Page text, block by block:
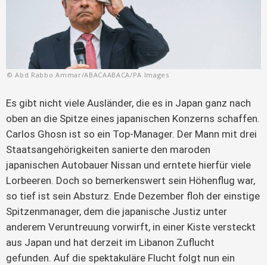
© Abd Rabbo Ammar/ABACAABACA/PA Images
Es gibt nicht viele Ausländer, die es in Japan ganz nach
oben an die Spitze eines japanischen Konzerns schaffen.
Carlos Ghosn ist so ein Top-Manager. Der Mann mit drei
Staatsangehörigkeiten sanierte den maroden
japanischen Autobauer Nissan und erntete hierfür viele
Lorbeeren. Doch so bemerkenswert sein Höhenflug war,
so tief ist sein Absturz. Ende Dezember floh der einstige
Spitzenmanager, dem die japanische Justiz unter
anderem Veruntreuung vorwirft, in einer Kiste versteckt
aus Japan und hat derzeit im Libanon Zuflucht
gefunden. Auf die spektakuläre Flucht folgt nun ein